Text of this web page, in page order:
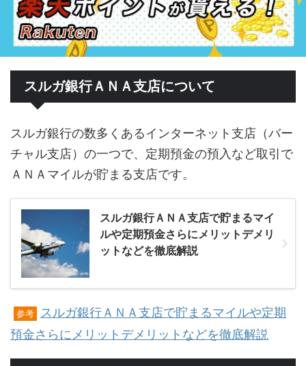
スルガ銀行ＡＮＡ支店について
スルガ銀行の数多くあるインターネット支店（バー
チャル支店）の一つで、定期預金の預入など取引で
ＡＮＡマイルが貯まる支店です。
スルガ銀行ＡＮＡ支店で貯まるマイ
ルや定期預金さらにメリットデメリ
ットなどを徹底解説
参考
スルガ銀行ＡＮＡ支店で貯まるマイルや定期
預金さらにメリットデメリットなどを徹底解説